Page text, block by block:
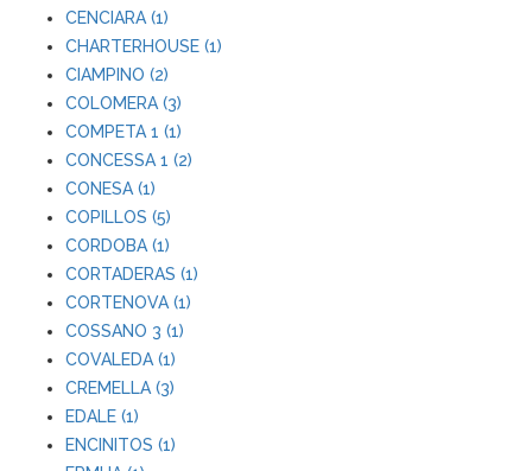
CENCIARA (1)
CHARTERHOUSE (1)
CIAMPINO (2)
COLOMERA (3)
COMPETA 1 (1)
CONCESSA 1 (2)
CONESA (1)
COPILLOS (5)
CORDOBA (1)
CORTADERAS (1)
CORTENOVA (1)
COSSANO 3 (1)
COVALEDA (1)
CREMELLA (3)
EDALE (1)
ENCINITOS (1)